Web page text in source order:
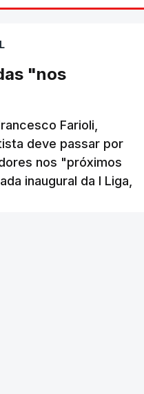
"nos
Farioli,
deve passar por
nos "próximos
inaugural da I Liga,